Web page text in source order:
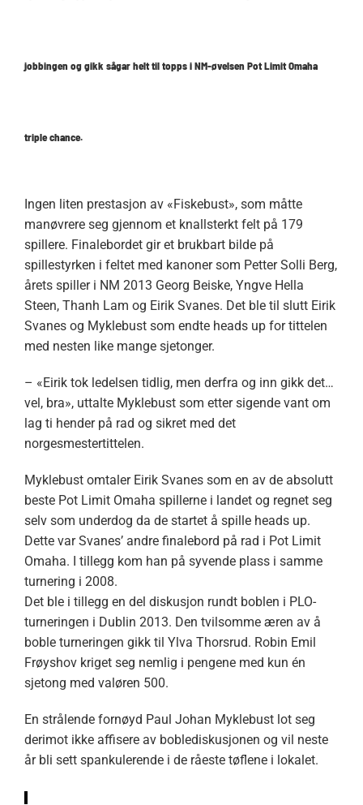
jobbingen og gikk sågar helt til topps i NM-øvelsen Pot Limit Omaha
triple chance.
Ingen liten prestasjon av «Fiskebust», som måtte
manøvrere seg gjennom et knallsterkt felt på 179
spillere. Finalebordet gir et brukbart bilde på
spillestyrken i feltet med kanoner som Petter Solli Berg,
årets spiller i NM 2013 Georg Beiske, Yngve Hella
Steen, Thanh Lam og Eirik Svanes. Det ble til slutt Eirik
Svanes og Myklebust som endte heads up for tittelen
med nesten like mange sjetonger.
– «Eirik tok ledelsen tidlig, men derfra og inn gikk det…
vel, bra», uttalte Myklebust som etter sigende vant om
lag ti hender på rad og sikret med det
norgesmestertittelen.
Myklebust omtaler Eirik Svanes som en av de absolutt
beste Pot Limit Omaha spillerne i landet og regnet seg
selv som underdog da de startet å spille heads up.
Dette var Svanes’ andre finalebord på rad i Pot Limit
Omaha. I tillegg kom han på syvende plass i samme
turnering i 2008.
Det ble i tillegg en del diskusjon rundt boblen i PLO-
turneringen i Dublin 2013. Den tvilsomme æren av å
boble turneringen gikk til Ylva Thorsrud. Robin Emil
Frøyshov kriget seg nemlig i pengene med kun én
sjetong med valøren 500.
En strålende fornøyd Paul Johan Myklebust lot seg
derimot ikke affisere av boblediskusjonen og vil neste
år bli sett spankulerende i de råeste tøflene i lokalet.